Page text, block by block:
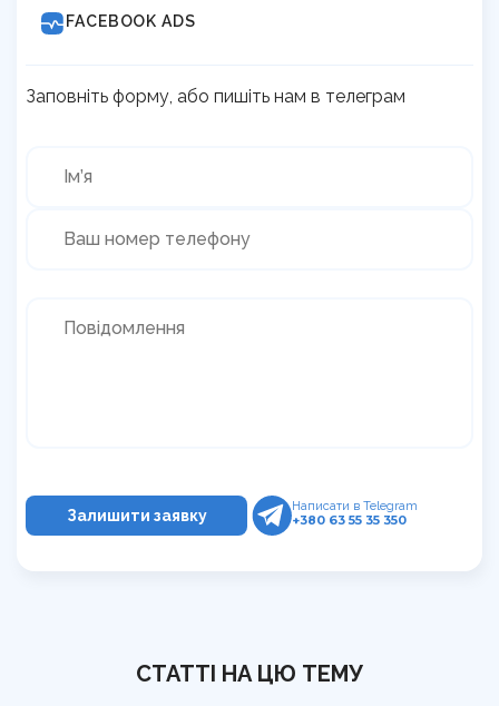
FACEBOOK ADS
Заповніть форму, або пишіть нам в телеграм
Написати в Telegram
+380 63 55 35 350
СТАТТІ НА ЦЮ ТЕМУ